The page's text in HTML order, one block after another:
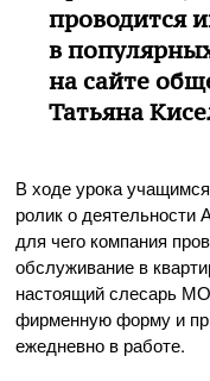
проводится
в
на сайте
Татьяна
В ходе урока
ролик о
для чего компания
обслуживание в
настоящий слесарь
фирменную форму и
ежедневно в работе.